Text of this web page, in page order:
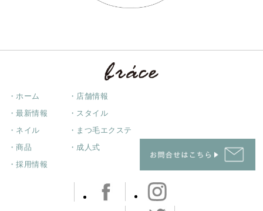
・ホーム ・店舗情報
・最新情報 ・スタイル
・ネイル ・まつ毛エクステ
・商品 ・成人式
・採用情報